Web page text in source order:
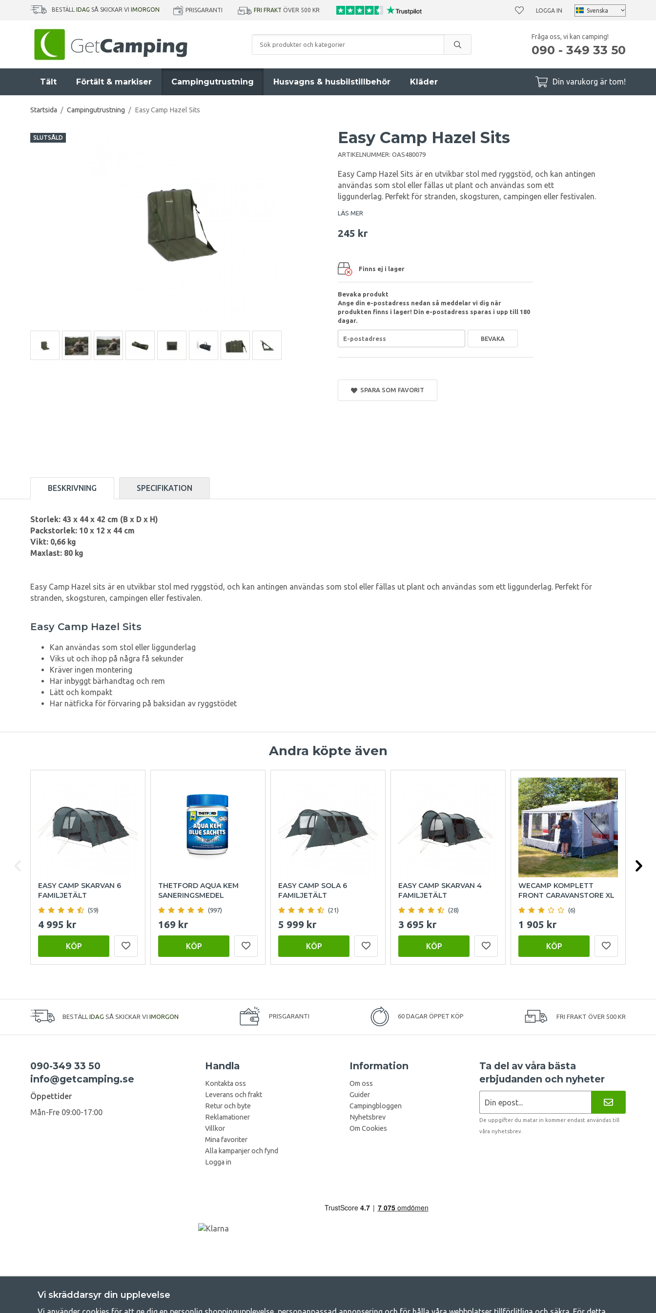
BESTÄLL IDAG SÅ SKICKAR VI IMORGON PRISGARANTI FRI FRAKT ÖVER 500 KR LOGGA IN
Fråga oss, vi kan camping!
090 - 349 33 50
Tält Förtält & markiser Campingutrustning Husvagns & husbilstillbehör Kläder Din varukorg är tom!
Startsida / Campingutrustning / Easy Camp Hazel Sits
SLUTSÅLD Easy Camp Hazel Sits
ARTIKELNUMMER: OAS480079
Easy Camp Hazel Sits är en utvikbar stol med ryggstöd, och kan antingen
användas som stol eller fällas ut plant och användas som ett
liggunderlag. Perfekt för stranden, skogsturen, campingen eller festivalen.
LÄS MER
245 kr
Finns ej i lager
Bevaka produkt
Ange din e-postadress nedan så meddelar vi dig när
produkten finns i lager! Din e-postadress sparas i upp till 180
dagar.
BEVAKA
SPARA SOM FAVORIT
BESKRIVNING SPECIFIKATION
Storlek: 43 x 44 x 42 cm (B x D x H)
Packstorlek: 10 x 12 x 44 cm
Vikt: 0,66 kg
Maxlast: 80 kg
Easy Camp Hazel sits är en utvikbar stol med ryggstöd, och kan antingen användas som stol eller fällas ut plant och användas som ett liggunderlag. Perfekt för
stranden, skogsturen, campingen eller festivalen.
Easy Camp Hazel Sits
Kan användas som stol eller liggunderlag
Viks ut och ihop på några få sekunder
Kräver ingen montering
Har inbyggt bärhandtag och rem
Lätt och kompakt
Har nätficka för förvaring på baksidan av ryggstödet
Andra köpte även
EASY CAMP SKARVAN 6
FAMILJETÄLT
(59)
4 995 kr
KÖP
THETFORD AQUA KEM
SANERINGSMEDEL
(997)
169 kr
KÖP
EASY CAMP SOLA 6
FAMILJETÄLT
(21)
5 999 kr
KÖP
EASY CAMP SKARVAN 4
FAMILJETÄLT
(28)
3 695 kr
KÖP
WECAMP KOMPLETT
FRONT CARAVANSTORE XL
(6)
1 905 kr
KÖP
BESTÄLL IDAG SÅ SKICKAR VI IMORGON PRISGARANTI 60 DAGAR ÖPPET KÖP FRI FRAKT ÖVER 500 KR
090-349 33 50
info@getcamping.se
Öppettider
Mån-Fre 09:00-17:00
Handla
Kontakta oss
Leverans och frakt
Retur och byte
Reklamationer
Villkor
Mina favoriter
Alla kampanjer och fynd
Logga in
Information
Om oss
Guider
Campingbloggen
Nyhetsbrev
Om Cookies
Ta del av våra bästa
erbjudanden och nyheter
De uppgifter du matar in kommer endast användas till
våra nyhetsbrev.
Vi skräddarsyr din upplevelse